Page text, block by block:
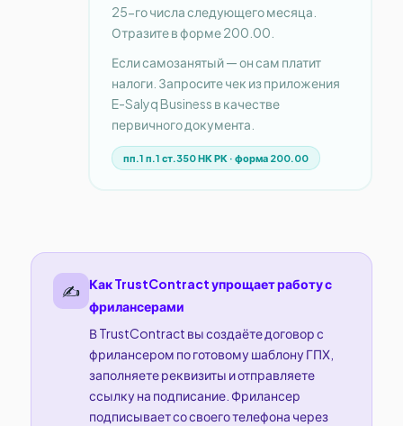
25-го числа следующего месяца.
Отразите в форме 200.00.
Если самозанятый — он сам платит
налоги. Запросите чек из приложения
E-Salyq Business в качестве
первичного документа.
пп.1 п.1 ст.350 НК РК · форма 200.00
✍️ Как TrustContract упрощает работу с
фрилансерами
В TrustContract вы создаёте договор с
фрилансером по готовому шаблону ГПХ,
заполняете реквизиты и отправляете
ссылку на подписание. Фрилансер
подписывает со своего телефона через